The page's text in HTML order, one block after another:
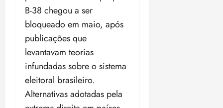
B-38 chegou a ser
bloqueado em maio, após
publicações que
levantavam teorias
infundadas sobre o sistema
eleitoral brasileiro.
Alternativas adotadas pela